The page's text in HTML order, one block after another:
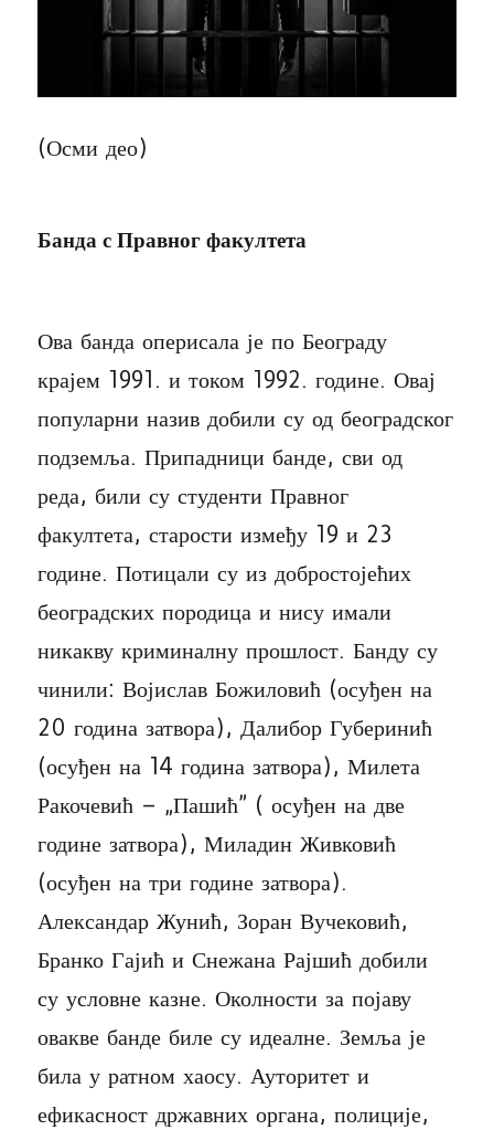
(Осми део)
Банда с Правног факултета
Ова банда оперисала је по Београду
крајем 1991. и током 1992. године. Овај
популарни назив добили су од београдског
подземља. Припадници банде, сви од
реда, били су студенти Правног
факултета, старости између 19 и 23
године. Потицали су из добростојећих
београдских породица и нису имали
никакву криминалну прошлост. Банду су
чинили: Војислав Божиловић (осуђен на
20 година затвора), Далибор Губеринић
(осуђен на 14 година затвора), Милета
Ракочевић – „Пашић” ( осуђен на две
године затвора), Миладин Живковић
(осуђен на три године затвора).
Александар Жунић, Зоран Вучековић,
Бранко Гајић и Снежана Рајшић добили
су условне казне. Околности за појаву
овакве банде биле су идеалне. Земља је
била у ратном хаосу. Ауторитет и
ефикасност државних органа, полиције,